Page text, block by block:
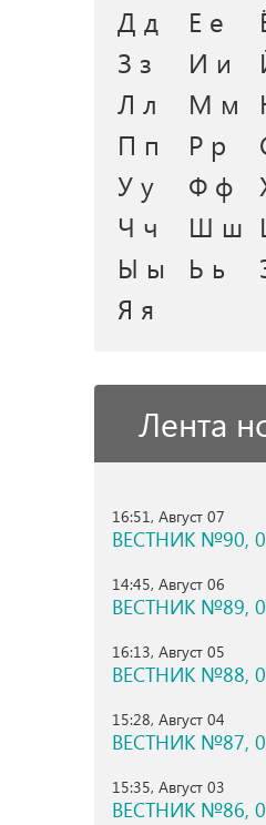
Д д
Е е
З з
И и
Л л
М м
П п
Р р
У у
Ф ф
Ч ч
Ш ш
Ы ы
Ь ь
Я я
Лента
16:51, Август 07
ВЕСТНИК №90,
14:45, Август 06
ВЕСТНИК №89,
16:13, Август 05
ВЕСТНИК №88,
15:28, Август 04
ВЕСТНИК №87,
15:35, Август 03
ВЕСТНИК №86,